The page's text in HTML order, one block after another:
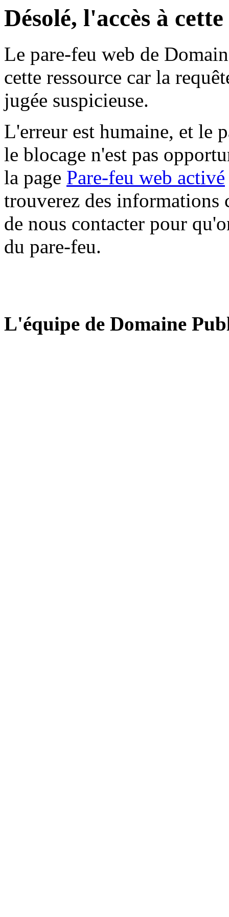
Désolé, l'accès à
Le pare-feu web de
cette ressource car la
jugée suspicieuse.
L'erreur est humaine, et le
le blocage n'est pas
la page Pare-feu web activé
trouverez des informations
de nous contacter pour
du pare-feu.
L'équipe de Domaine